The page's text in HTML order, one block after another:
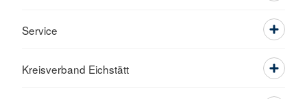
Service
Kreisverband Eichstätt